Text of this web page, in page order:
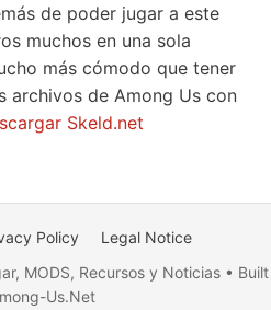
de poder jugar a este
muchos en una sola
más cómodo que tener
archivos de Among Us con
Skeld.net
Policy
Legal Notice
MODS, Recursos y Noticias • Built
Us.Net